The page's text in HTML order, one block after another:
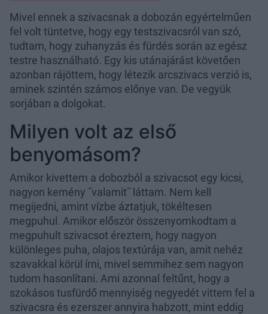
Mivel ennek a szivacsnak a dobozán egyértelműen
fel volt tüntetve, hogy egy testszivacsról van szó,
tudtam, hogy zuhanyzás és fürdés során az egész
testre használható. Egy kis utánajárást követően
azonban rájöttem, hogy létezik arcszivacs verzió is,
aminek szintén számos előnye van. De vegyük
sorjában a dolgokat.
Milyen volt az első
benyomásom?
Amikor kivettem a dobozból a szivacsot egy kicsi,
nagyon kemény ˝valamit˝ láttam. Nem kell
megijedni, amint vízbe áztatjuk, tökéltesen
megpuhul. Amikor először összenyomkodtam a
megpuhult szivacsot éreztem, hogy nagyon
különleges puha, olajos textúrája van, amit nehéz
szavakkal körül írni, mivel semmihez sem nagyon
tudom hasonlítani. Ami azonnal feltűnt, hogy a
szokásos tusfürdő mennyiség negyedét vittem fel a
szivacsra és ezerszer annyira habzott, mint eddig